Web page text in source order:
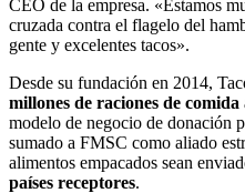
CEO de la empresa. «Estamos
cruzada contra el flagelo del
gente y excelentes tacos».
Desde su fundación en 2014,
millones de raciones de comida
modelo de negocio de donación
sumado a FMSC como aliado
alimentos empacados sean
países receptores.